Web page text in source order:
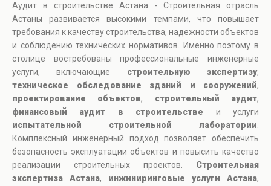
Аудит в строительстве Астана - Строительная отрасль
Астаны развивается высокими темпами, что повышает
требования к качеству строительства, надежности объектов
и соблюдению технических нормативов. Именно поэтому в
столице востребованы профессиональные инженерные
услуги, включающие строительную экспертизу,
техническое обследование зданий и сооружений,
проектирование объектов, строительный аудит,
финансовый аудит в строительстве и услуги
испытательной строительной лаборатории
Комплексный инженерный подход позволяет обеспечить
безопасность эксплуатации объектов и повысить качество
реализации строительных проектов. Строительная
экспертиза Астана, инжиниринговые услуги Астана,